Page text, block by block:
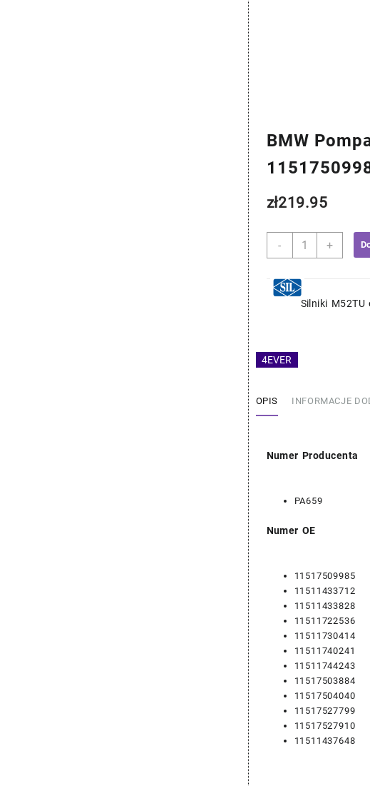
4EVER
BMW
zł219.95
-
ilość
Wody
-
+
Silniki M52TU
OPIS INFORMACJE
Numer Producenta
PA659
Numer OE
11517509985
11511433712
11511433828
11511722536
11511730414
11511740241
11511744243
11517503884
11517504040
11517527799
11517527910
11511437648